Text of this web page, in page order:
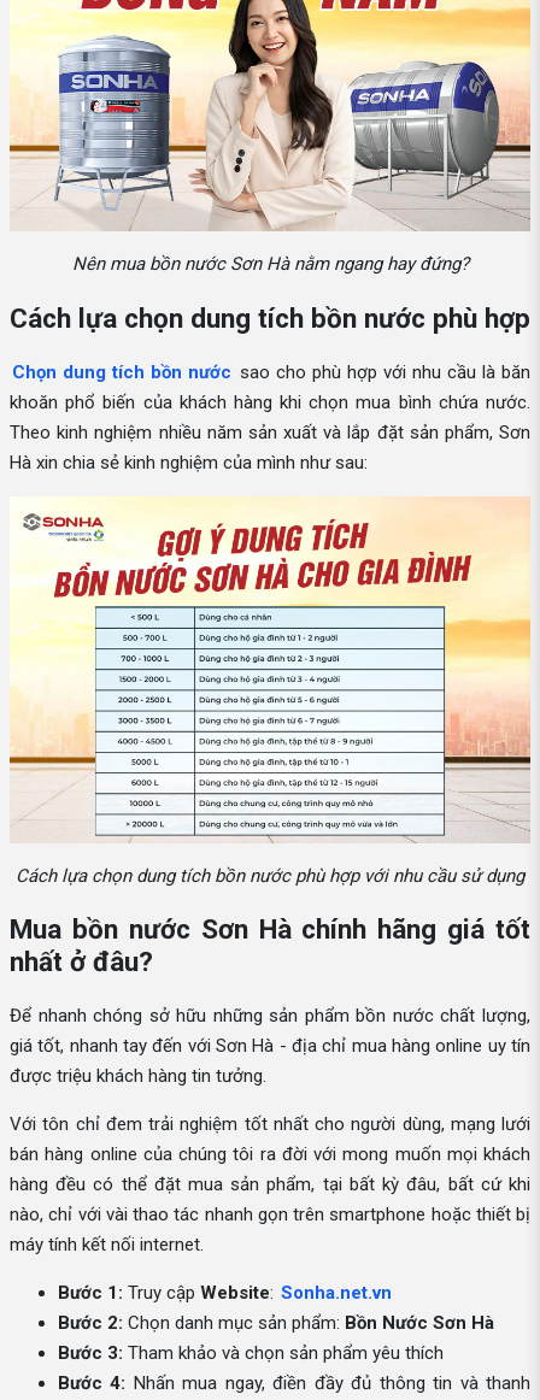
Nên mua bồn nước Sơn Hà nằm ngang hay đứng?
Cách lựa chọn dung tích bồn nước phù hợp
Chọn dung tích bồn nước sao cho phù hợp với nhu cầu là băn
khoăn phổ biến của khách hàng khi chọn mua bình chứa nước.
Theo kinh nghiệm nhiều năm sản xuất và lắp đặt sản phẩm, Sơn
Hà xin chia sẻ kinh nghiệm của mình như sau:
Cách lựa chọn dung tích bồn nước phù hợp với nhu cầu sử dụng
Mua bồn nước Sơn Hà chính hãng giá tốt
nhất ở đâu?
Để nhanh chóng sở hữu những sản phẩm bồn nước chất lượng,
giá tốt, nhanh tay đến với Sơn Hà - địa chỉ mua hàng online uy tín
được triệu khách hàng tin tưởng.
Với tôn chỉ đem trải nghiệm tốt nhất cho người dùng, mạng lưới
bán hàng online của chúng tôi ra đời với mong muốn mọi khách
hàng đều có thể đặt mua sản phẩm, tại bất kỳ đâu, bất cứ khi
nào, chỉ với vài thao tác nhanh gọn trên smartphone hoặc thiết bị
máy tính kết nối internet.
Bước 1: Truy cập Website: Sonha.net.vn
Bước 2: Chọn danh mục sản phẩm: Bồn Nước Sơn Hà
Bước 3: Tham khảo và chọn sản phẩm yêu thích
Bước 4: Nhấn mua ngay, điền đầy đủ thông tin và thanh